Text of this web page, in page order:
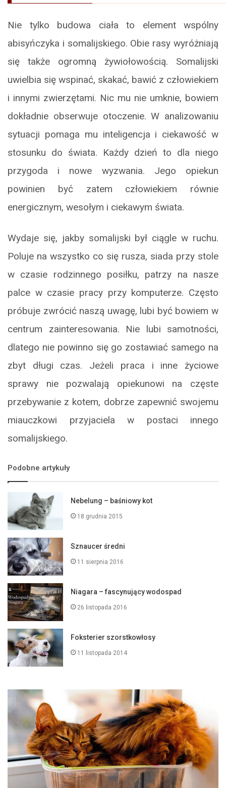
Nie tylko budowa ciała to element wspólny
abisyńczyka i somalijskiego. Obie rasy wyróżniają
się także ogromną żywiołowością. Somalijski
uwielbia się wspinać, skakać, bawić z człowiekiem
i innymi zwierzętami. Nic mu nie umknie, bowiem
dokładnie obserwuje otoczenie. W analizowaniu
sytuacji pomaga mu inteligencja i ciekawość w
stosunku do świata. Każdy dzień to dla niego
przygoda i nowe wyzwania. Jego opiekun
powinien być zatem człowiekiem równie
energicznym, wesołym i ciekawym świata.
Wydaje się, jakby somalijski był ciągle w ruchu.
Poluje na wszystko co się rusza, siada przy stole
w czasie rodzinnego posiłku, patrzy na nasze
palce w czasie pracy przy komputerze. Często
próbuje zwrócić naszą uwagę, lubi być bowiem w
centrum zainteresowania. Nie lubi samotności,
dlatego nie powinno się go zostawiać samego na
zbyt długi czas. Jeżeli praca i inne życiowe
sprawy nie pozwalają opiekunowi na częste
przebywanie z kotem, dobrze zapewnić swojemu
miauczkowi przyjaciela w postaci innego
somalijskiego.
Podobne artykuły
Nebelung – baśniowy kot
18 grudnia 2015
Sznaucer średni
11 sierpnia 2016
Niagara – fascynujący wodospad
26 listopada 2016
Foksterier szorstkowłosy
11 listopada 2014